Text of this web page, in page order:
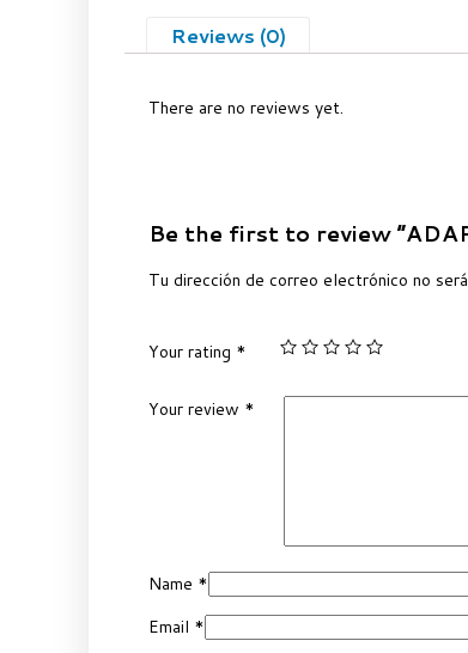
Reviews (0)
There are no reviews yet.
Be the first to review
Tu dirección de correo electrónico no
Your rating *
Your review *
Name *
Email *